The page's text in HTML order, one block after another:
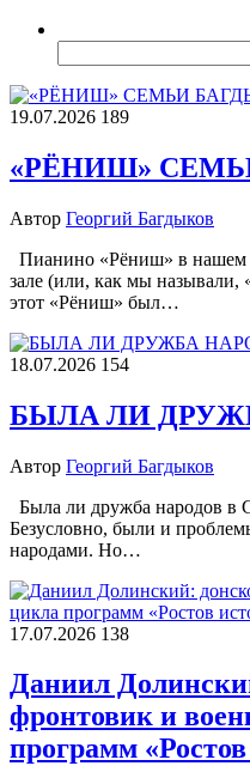
19.07.2026 189
«РЁНИШ»
Автор Георгий Багдыков
Пианино «Рёниш» в нашем
зале (или, как мы
этот «Рёниш» был…
18.07.2026 154
БЫЛА ЛИ
Автор Георгий Багдыков
Была ли дружба народов в
Безусловно, были и
народами. Но…
17.07.2026 138
Даниил
фронтовик и
программ